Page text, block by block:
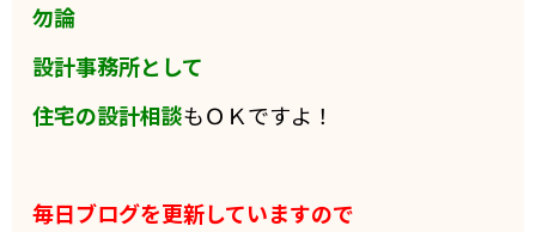
勿論
設計事務所として
住宅の設計相談もＯＫですよ！
毎日ブログを更新していますので